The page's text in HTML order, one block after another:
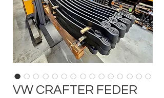
VW CRAFTER FEDER